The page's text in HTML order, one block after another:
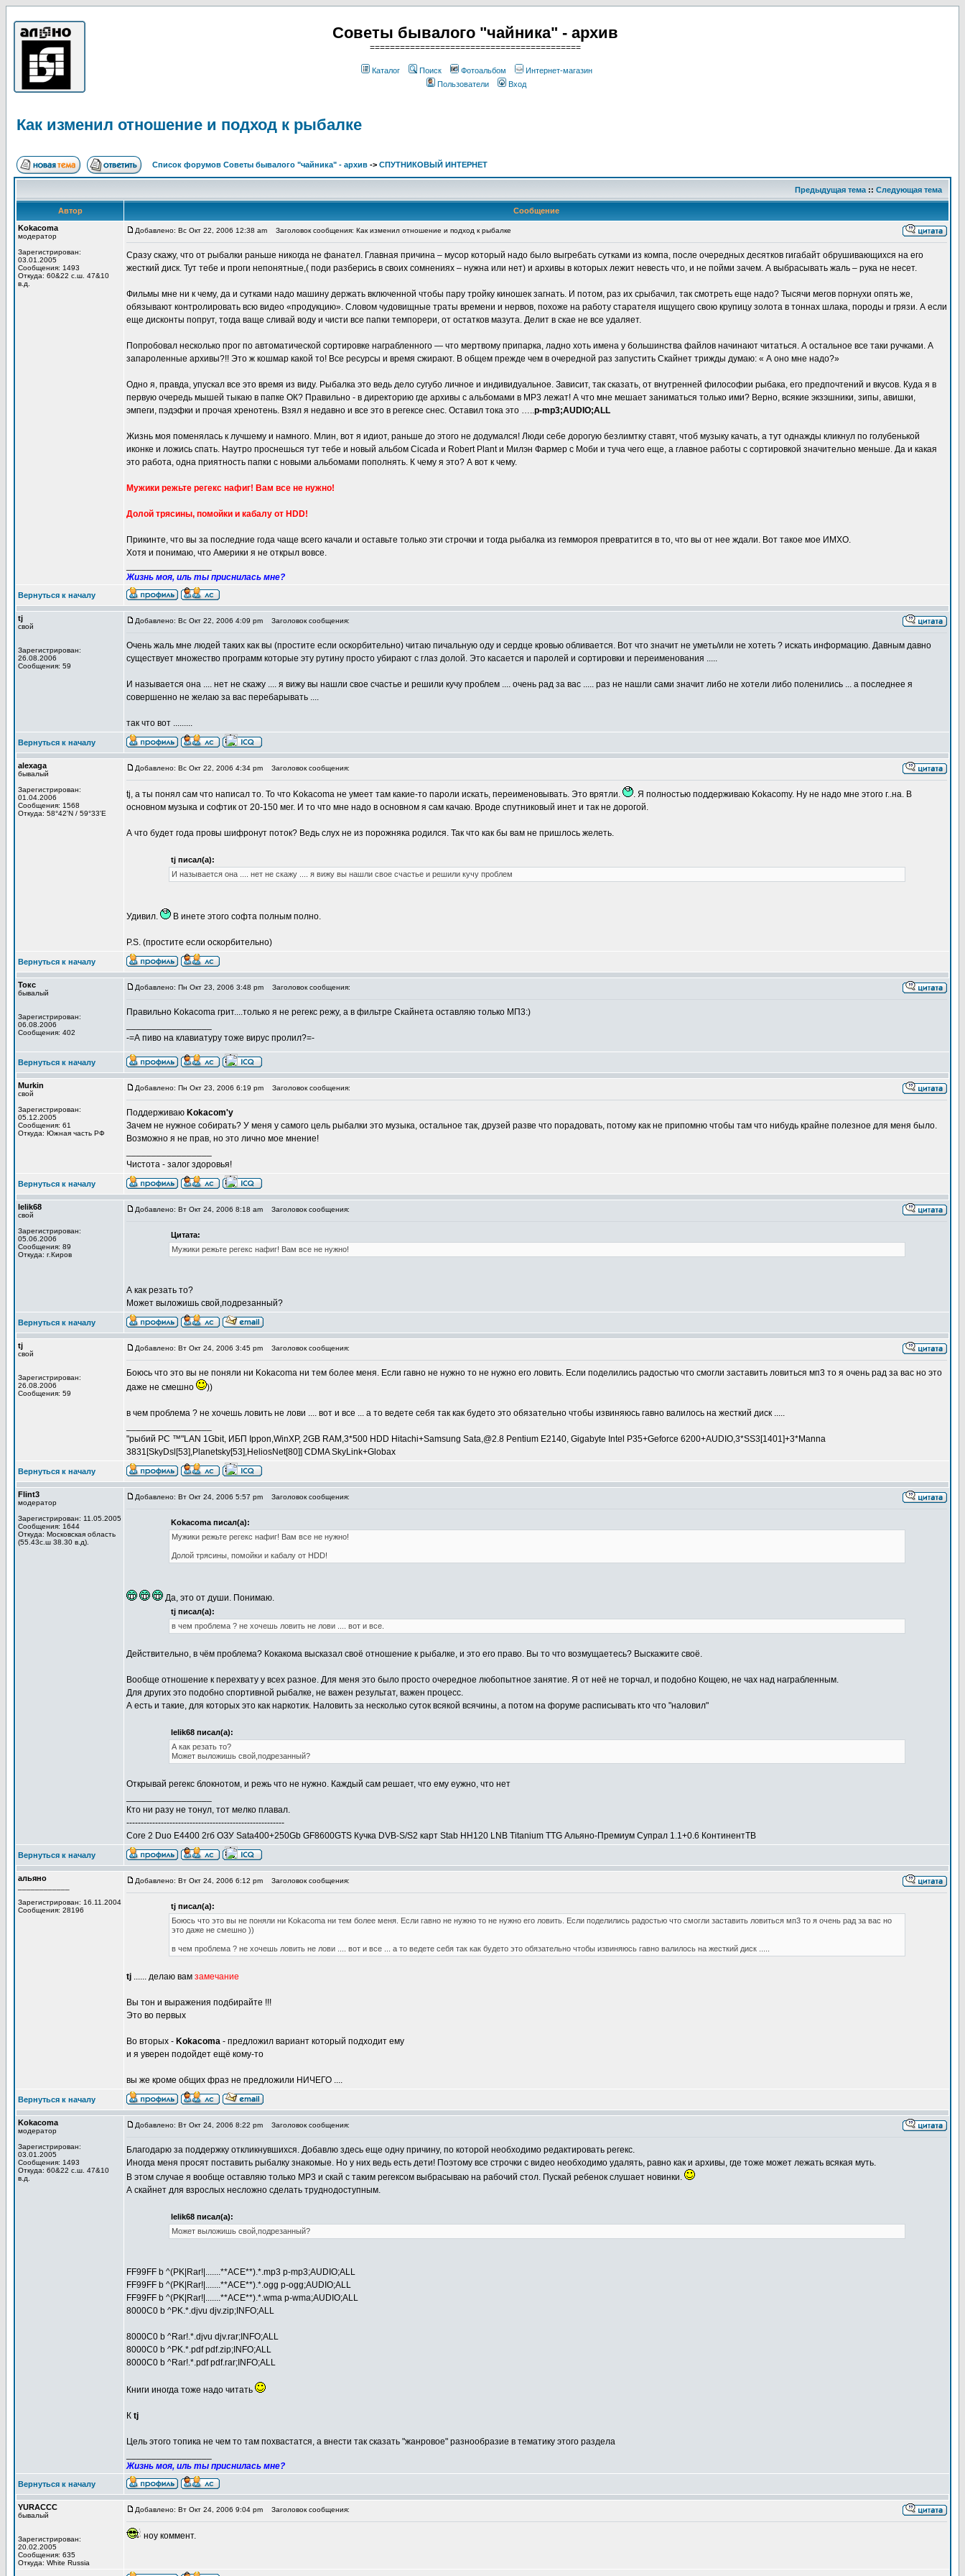
Советы бывалого "чайника" - архив
==========================================
Каталог Поиск Фотоальбом
Интернет-магазин
Пользователи
Вход
Как изменил отношение и подход к рыбалке
Список форумов Советы бывалого "чайника" - архив -> СПУТНИКОВЫЙ ИНТЕРНЕТ
Предыдущая тема :: Следующая тема
Автор
Сообщение
Kokacoma
модератор
Зарегистрирован:
03.01.2005
Сообщения: 1493
Откуда: 60&22 с.ш. 47&10
в.д.
Добавлено: Вс Окт 22, 2006 12:38 am Заголовок сообщения: Как изменил отношение и подход к рыбалке
Сразу скажу, что от рыбалки раньше никогда не фанател. Главная причина – мусор который надо было выгребать сутками из компа, после очередных десятков гигабайт обрушивающихся на его
жесткий диск. Тут тебе и проги непонятные,( поди разберись в своих сомнениях – нужна или нет) и архивы в которых лежит невесть что, и не пойми зачем. А выбрасывать жаль – рука не несет.
Фильмы мне ни к чему, да и сутками надо машину держать включенной чтобы пару тройку киношек загнать. И потом, раз их срыбачил, так смотреть еще надо? Тысячи мегов порнухи опять же,
обязывают контролировать всю видео «продукцию». Словом чудовищные траты времени и нервов, похоже на работу старателя ищущего свою крупицу золота в тоннах шлака, породы и грязи. А если
еще дисконты попрут, тогда ваще сливай воду и чисти все папки темпорери, от остатков мазута. Делит в скае не все удаляет.
Попробовал несколько прог по автоматической сортировке награбленного — что мертвому припарка, ладно хоть имена у большинства файлов начинают читаться. А остальное все таки ручками. А
запароленные архивы?!! Это ж кошмар какой то! Все ресурсы и время сжирают. В общем прежде чем в очередной раз запустить Скайнет трижды думаю: « А оно мне надо?»
Одно я, правда, упускал все это время из виду. Рыбалка это ведь дело сугубо личное и индивидуальное. Зависит, так сказать, от внутренней философии рыбака, его предпочтений и вкусов. Куда я в
первую очередь мышей тыкаю в папке ОК? Правильно - в директорию где архивы с альбомами в МР3 лежат! А что мне мешает заниматься только ими? Верно, всякие экзэшники, зипы, авишки,
эмпеги, пэдэфки и прочая хренотень. Взял я недавно и все это в регексе снес. Оставил тока это …..p-mp3;AUDIO;ALL
Жизнь моя поменялась к лучшему и намного. Млин, вот я идиот, раньше до этого не додумался! Люди себе дорогую безлимтку ставят, чтоб музыку качать, а тут однажды кликнул по голубенькой
иконке и ложись спать. Наутро проснешься тут тебе и новый альбом Cicada и Robert Plant и Милэн Фармер с Моби и туча чего еще, а главное работы с сортировкой значительно меньше. Да и какая
это работа, одна приятность папки с новыми альбомами пополнять. К чему я это? А вот к чему.
Мужики режьте регекс нафиг! Вам все не нужно!
Долой трясины, помойки и кабалу от HDD!
Прикинте, что вы за последние года чаще всего качали и оставьте только эти строчки и тогда рыбалка из геммороя превратится в то, что вы от нее ждали. Вот такое мое ИМХО.
Хотя и понимаю, что Америки я не открыл вовсе.
Жизнь моя, иль ты приснилась мне?
Вернуться к началу
tj
свой
Зарегистрирован:
26.08.2006
Сообщения: 59
Добавлено: Вс Окт 22, 2006 4:09 pm Заголовок сообщения:
Очень жаль мне людей таких как вы (простите если оскорбительно) читаю пичальную оду и сердце кровью обливается. Вот что значит не уметь/или не хотеть ? искать информацию. Давным давно
существует множество программ которые эту рутину просто убирают с глаз долой. Это касается и паролей и сортировки и переименования .....
И называется она .... нет не скажу .... я вижу вы нашли свое счастье и решили кучу проблем .... очень рад за вас ..... раз не нашли сами значит либо не хотели либо поленились ... а последнее я
совершенно не желаю за вас перебарывать ....
так что вот .........
Вернуться к началу
alexaga
бывалый
Зарегистрирован:
01.04.2006
Сообщения: 1568
Откуда: 58°42'N / 59°33'E
Добавлено: Вс Окт 22, 2006 4:34 pm Заголовок сообщения:
tj, а ты понял сам что написал то. То что Kokacoma не умеет там какие-то пароли искать, переименовывать. Это врятли.
. Я полностью поддерживаю Kokacomу. Ну не надо мне этого г..на. В
основном музыка и софтик от 20-150 мег. И то что мне надо в основном я сам качаю. Вроде спутниковый инет и так не дорогой.
А что будет года провы шифронут поток? Ведь слух не из порожняка родился. Так что как бы вам не пришлось желеть.
tj писал(а):
И называется она .... нет не скажу .... я вижу вы нашли свое счастье и решили кучу проблем
Удивил. В инете этого софта полным полно.
P.S. (простите если оскорбительно)
Вернуться к началу
Токс
бывалый
Зарегистрирован:
06.08.2006
Сообщения: 402
Добавлено: Пн Окт 23, 2006 3:48 pm Заголовок сообщения:
Правильно Kokacoma грит....только я не регекс режу, а в фильтре Скайнета оставляю только МП3:)
-=А пиво на клавиатуру тоже вирус пролил?=-
Вернуться к началу
Murkin
свой
Зарегистрирован:
05.12.2005
Сообщения: 61
Откуда: Южная часть РФ
Добавлено: Пн Окт 23, 2006 6:19 pm Заголовок сообщения:
Поддерживаю Kokacom'у
Зачем не нужное собирать? У меня у самого цель рыбалки это музыка, остальное так, друзей разве что порадовать, потому как не припомню чтобы там что нибудь крайне полезное для меня было.
Возможно я не прав, но это лично мое мнение!
Чистота - залог здоровья!
Вернуться к началу
lelik68
свой
Зарегистрирован:
05.06.2006
Сообщения: 89
Откуда: г.Киров
Добавлено: Вт Окт 24, 2006 8:18 am Заголовок сообщения:
Цитата:
Мужики режьте регекс нафиг! Вам все не нужно!
А как резать то?
Может выложишь свой,подрезанный?
Вернуться к началу
tj
свой
Зарегистрирован:
26.08.2006
Сообщения: 59
Добавлено: Вт Окт 24, 2006 3:45 pm Заголовок сообщения:
Боюсь что это вы не поняли ни Kokacoma ни тем более меня. Если гавно не нужно то не нужно его ловить. Если поделились радостью что смогли заставить ловиться мп3 то я очень рад за вас но это
даже не смешно
))
в чем проблема ? не хочешь ловить не лови .... вот и все ... а то ведете себя так как будето это обязательно чтобы извиняюсь гавно валилось на жесткий диск .....
"рыбий PC ™"LAN 1Gbit, ИБП Ippon,WinXP, 2GB RAM,3*500 HDD Hitachi+Samsung Sata,@2.8 Pentium E2140, Gigabyte Intel P35+Geforce 6200+AUDIO,3*SS3[1401]+3*Manna
3831[SkyDsl[53],Planetsky[53],HeliosNet[80]] CDMA SkyLink+Globax
Вернуться к началу
Flint3
модератор
Зарегистрирован: 11.05.2005
Сообщения: 1644
Откуда: Московская область
(55.43с.ш 38.30 в.д).
Добавлено: Вт Окт 24, 2006 5:57 pm Заголовок сообщения:
Kokacoma писал(а):
Мужики режьте регекс нафиг! Вам все не нужно!
Долой трясины, помойки и кабалу от HDD!
Да, это от души. Понимаю.
tj писал(а):
в чем проблема ? не хочешь ловить не лови .... вот и все.
Действительно, в чём проблема? Кокакома высказал своё отношение к рыбалке, и это его право. Вы то что возмущаетесь? Выскажите своё.
Вообще отношение к перехвату у всех разное. Для меня это было просто очередное любопытное занятие. Я от неё не торчал, и подобно Кощею, не чах над награбленным.
Для других это подобно спортивной рыбалке, не важен результат, важен процесс.
А есть и такие, для которых это как наркотик. Наловить за несколько суток всякой всячины, а потом на форуме расписывать кто что "наловил"
lelik68 писал(а):
А как резать то?
Может выложишь свой,подрезанный?
Открывай регекс блокнотом, и режь что не нужно. Каждый сам решает, что ему еужно, что нет
Кто ни разу не тонул, тот мелко плавал.
-------------------------------------------------------
Core 2 Duo E4400 2гб ОЗУ Sata400+250Gb GF8600GTS Кучка DVB-S/S2 карт Stab HH120 LNB Titanium TTG Альяно-Премиум Супрал 1.1+0.6 КонтинентТВ
Вернуться к началу
альяно
Зарегистрирован: 16.11.2004
Сообщения: 28196
Добавлено: Вт Окт 24, 2006 6:12 pm Заголовок сообщения:
tj писал(а):
Боюсь что это вы не поняли ни Kokacoma ни тем более меня. Если гавно не нужно то не нужно его ловить. Если поделились радостью что смогли заставить ловиться мп3 то я очень рад за вас но
это даже не смешно ))
в чем проблема ? не хочешь ловить не лови .... вот и все ... а то ведете себя так как будето это обязательно чтобы извиняюсь гавно валилось на жесткий диск .....
tj ...... делаю вам замечание
Вы тон и выражения подбирайте !!!
Это во первых
Во вторых - Kokacoma - предложил вариант который подходит ему
и я уверен подойдет ещё кому-то
вы же кроме общих фраз не предложили НИЧЕГО ....
Вернуться к началу
Kokacoma
модератор
Зарегистрирован:
03.01.2005
Сообщения: 1493
Откуда: 60&22 с.ш. 47&10
в.д.
Добавлено: Вт Окт 24, 2006 8:22 pm Заголовок сообщения:
Благодарю за поддержку откликнувшихся. Добавлю здесь еще одну причину, по которой необходимо редактировать регекс.
Иногда меня просят поставить рыбалку знакомые. Но у них ведь есть дети! Поэтому все строчки с видео необходимо удалять, равно как и архивы, где тоже может лежать всякая муть.
В этом случае я вообще оставляю только МР3 и скай с таким регексом выбрасываю на рабочий стол. Пускай ребенок слушает новинки.
А скайнет для взрослых несложно сделать труднодоступным.
lelik68 писал(а):
Может выложишь свой,подрезанный?
FF99FF b ^(PK|Rar!|.......**ACE**).*.mp3 p-mp3;AUDIO;ALL
FF99FF b ^(PK|Rar!|.......**ACE**).*.ogg p-ogg;AUDIO;ALL
FF99FF b ^(PK|Rar!|.......**ACE**).*.wma p-wma;AUDIO;ALL
8000C0 b ^PK.*.djvu djv.zip;INFO;ALL
8000C0 b ^Rar!.*.djvu djv.rar;INFO;ALL
8000C0 b ^PK.*.pdf pdf.zip;INFO;ALL
8000C0 b ^Rar!.*.pdf pdf.rar;INFO;ALL
Книги иногда тоже надо читать
К tj
Цель этого топика не чем то там похвастатся, а внести так сказать "жанровое" разнообразие в тематику этого раздела
Жизнь моя, иль ты приснилась мне?
Вернуться к началу
YURACCC
бывалый
Зарегистрирован:
20.02.2005
Сообщения: 635
Откуда: White Russia
Добавлено: Вт Окт 24, 2006 9:04 pm Заголовок сообщения:
ноу коммент.